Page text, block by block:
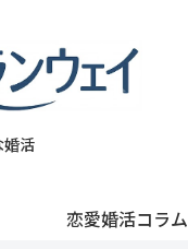
婚活
恋愛婚活コラム